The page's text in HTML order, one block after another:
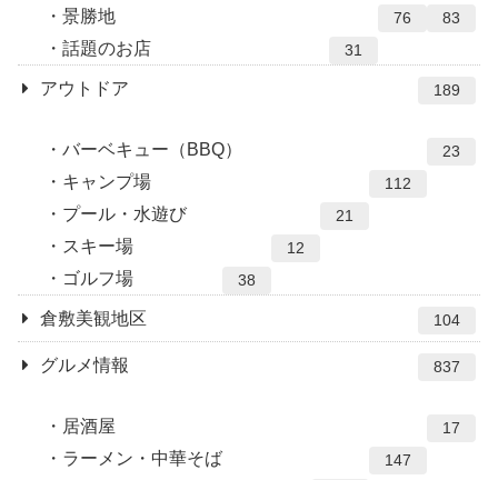
83
景勝地 76
話題のお店 31
アウトドア 189
バーベキュー（BBQ） 23
キャンプ場 112
プール・水遊び 21
スキー場 12
ゴルフ場 38
倉敷美観地区 104
グルメ情報 837
居酒屋 17
ラーメン・中華そば 147